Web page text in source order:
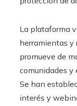
La plataforma
herramientas y
promueve de
comunidades y
Se han
interés y